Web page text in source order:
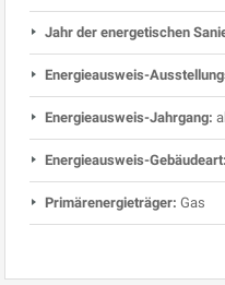
Jahr der energetischen
Energieausweis-
Energieausweis-Jahrgang:
Energieausweis-Gebäudeart:
Primärenergieträger: Gas